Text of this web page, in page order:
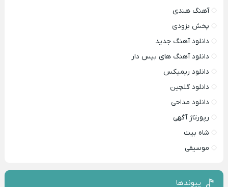
آهنگ هندی
پخش بزودی
دانلود آهنگ جدید
دانلود آهنگ های بیس دار
دانلود ریمیکس
دانلود گلچین
دانلود مداحی
رپورتاژ آگهی
شاه بیت
موسیقی
پیوندها